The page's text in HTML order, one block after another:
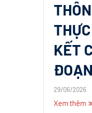
KẾT
29/06/2026
Xem thêm